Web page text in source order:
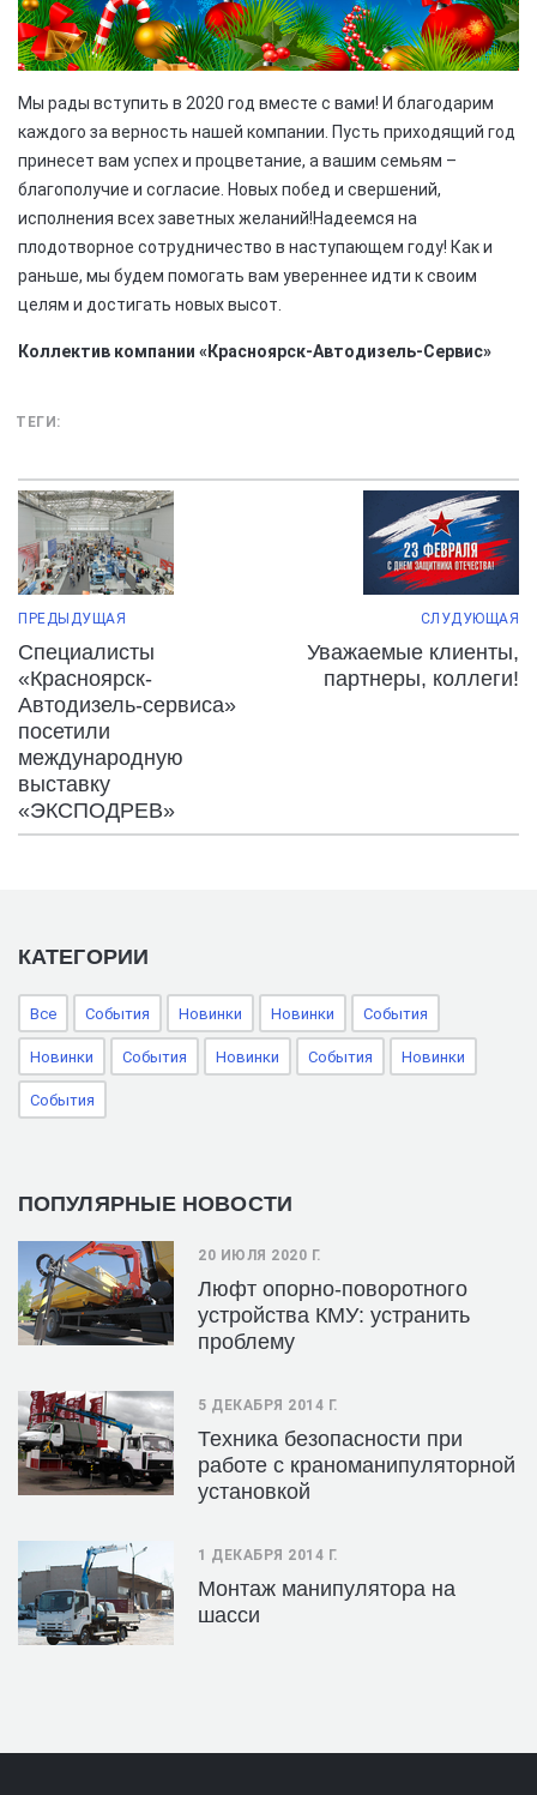
Мы рады вступить в 2020 год вместе с вами! И благодарим
каждого за верность нашей компании. Пусть приходящий год
принесет вам успех и процветание, а вашим семьям –
благополучие и согласие. Новых побед и свершений,
исполнения всех заветных желаний!Надеемся на
плодотворное сотрудничество в наступающем году! Как и
раньше, мы будем помогать вам увереннее идти к своим
целям и достигать новых высот.
Коллектив компании «Красноярск-Автодизель-Сервис»
ТЕГИ:
ПРЕДЫДУЩАЯ
Специалисты
«Красноярск-
Автодизель-сервиса»
посетили
международную
выставку
«ЭКСПОДРЕВ»
СЛУДУЮЩАЯ
Уважаемые клиенты,
партнеры, коллеги!
КАТЕГОРИИ
Все События Новинки Новинки События
Новинки События Новинки События Новинки
События
ПОПУЛЯРНЫЕ НОВОСТИ
20 ИЮЛЯ 2020 Г.
Люфт опорно-поворотного
устройства КМУ: устранить
проблему
5 ДЕКАБРЯ 2014 Г.
Техника безопасности при
работе с краноманипуляторной
установкой
1 ДЕКАБРЯ 2014 Г.
Монтаж манипулятора на
шасси